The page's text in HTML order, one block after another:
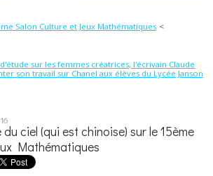
Salon Culture et Jeux Mathématiques
sur les femmes créatrices, l'écrivain Claude
son travail sur Chanel aux élèves du Lycée Janson
ciel (qui est chinoise) sur le 15ème
Mathématiques